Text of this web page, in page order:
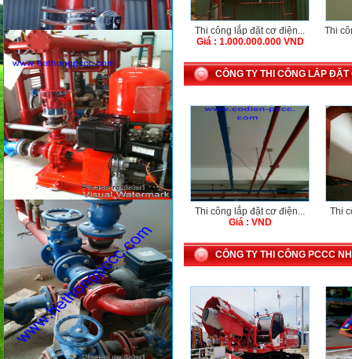
Thi công lắp đặt cơ điện...
Giá : 1.000.000.000 VND
Thi
CÔNG TY THI CÔNG LẮP
Thi công lắp đặt cơ điện...
Giá : VND
Thi
CÔNG TY THI CÔNG PCCC